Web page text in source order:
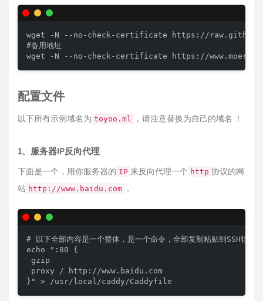
wget -N --no-check-certificate https://
#备用地址
配置文件
以下所有示例域名为 toyoo.ml ，请注意替换为自己的域名 ！
1、服务器IP反向代理
下面是一个，用你服务器的 IP 来反向代理一个 http 协议的网
站 http://www.baidu.com 。
# 以下全部内容是一个整体，是一个命令，全部复制粘贴到SSH软件
echo ":80 {
gzip
proxy / http://www.baidu.com